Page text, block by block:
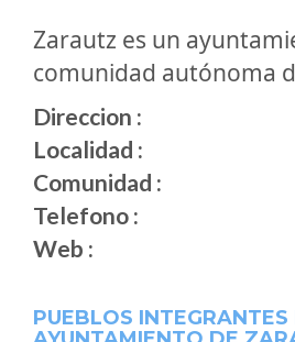
Zarautz es un
comunidad autónoma
Direccion :
Localidad :
Comunidad :
Telefono :
Web :
PUEBLOS INTEGRANTES